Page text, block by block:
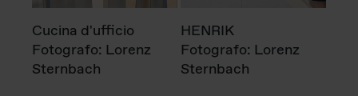
Cucina d'ufficio
Fotografo: Lorenz
Sternbach
HENRIK
Fotografo: Lorenz
Sternbach